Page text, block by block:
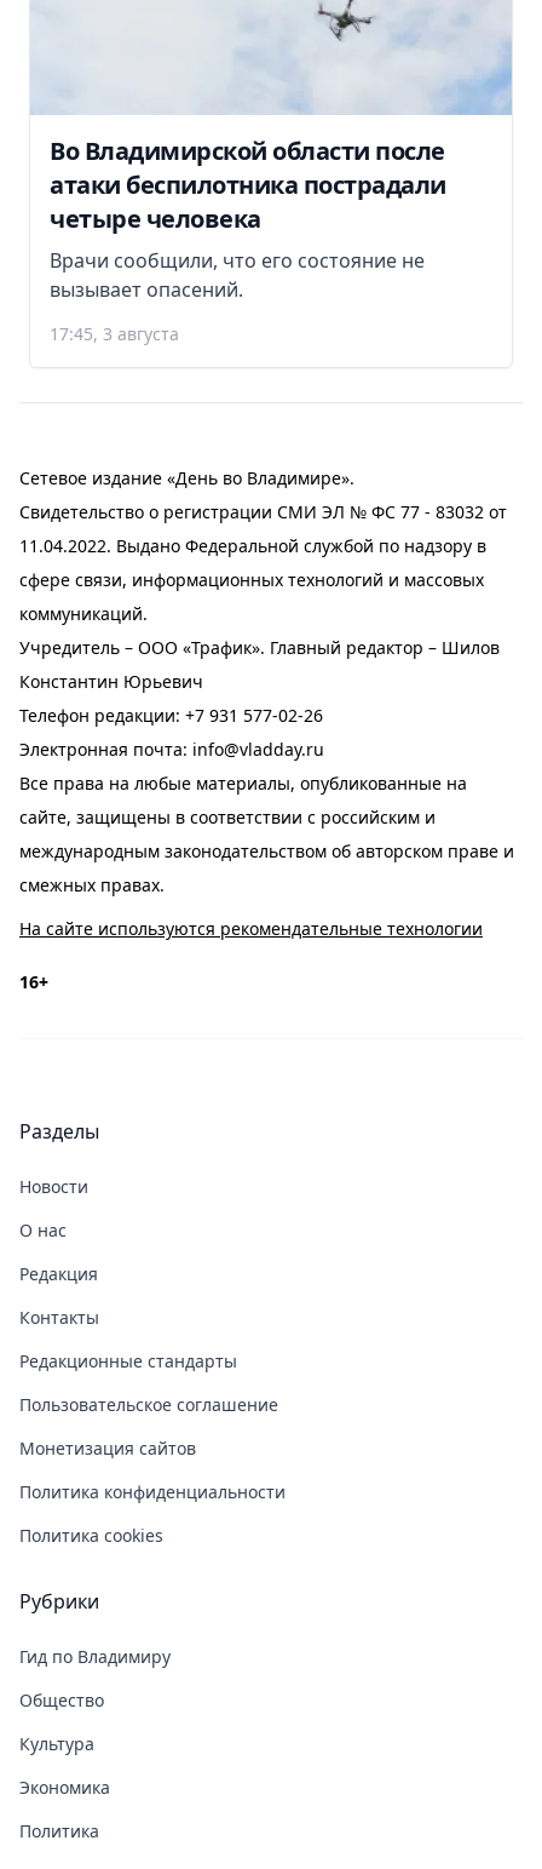
Во Владимирской области после
атаки беспилотника пострадали
четыре человека
Врачи сообщили, что его состояние не
вызывает опасений.
17:45, 3 августа
Сетевое издание «День во Владимире».
Свидетельство о регистрации СМИ ЭЛ № ФС 77 - 83032 от
11.04.2022. Выдано Федеральной службой по надзору в
сфере связи, информационных технологий и массовых
коммуникаций.
Учредитель – ООО «Трафик». Главный редактор – Шилов
Константин Юрьевич
Телефон редакции: +7 931 577-02-26
Электронная почта: info@vladday.ru
Все права на любые материалы, опубликованные на
сайте, защищены в соответствии с российским и
международным законодательством об авторском праве и
смежных правах.
На сайте используются рекомендательные технологии
16+
Разделы
Новости
О нас
Редакция
Контакты
Редакционные стандарты
Пользовательское соглашение
Монетизация сайтов
Политика конфиденциальности
Политика cookies
Рубрики
Гид по Владимиру
Общество
Культура
Экономика
Политика